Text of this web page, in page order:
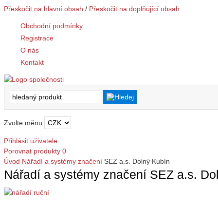
Přeskočit na hlavní obsah / Přeskočit na doplňující obsah
Obchodní podmínky
Registrace
O nás
Kontakt
Zvolte měnu:
Přihlásit uživatele
Porovnat produkty 0
Úvod Nářadí a systémy značení SEZ a.s. Dolný Kubín
Nářadí a systémy značení SEZ a.s.